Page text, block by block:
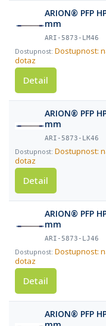
ARION® PFP
mm
ARI-5873-LM46
Dostupnost:
dotaz
Detail
ARION® PFP
mm
ARI-5873-LK46
Dostupnost:
dotaz
Detail
ARION® PFP
mm
ARI-5873-LJ46
Dostupnost:
dotaz
Detail
ARION® PFP